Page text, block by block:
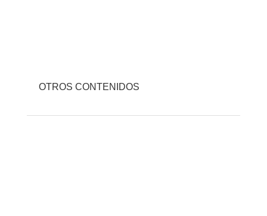
OTROS CONTENIDOS